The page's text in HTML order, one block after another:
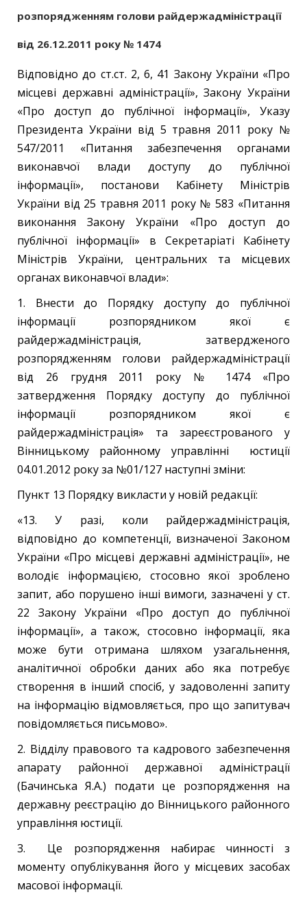
розпорядженням голови райдержадміністрації
від 26.12.2011 року № 1474
Відповідно до ст.ст. 2, 6, 41 Закону України «Про
місцеві державні адміністрації», Закону України
«Про доступ до публічної інформації», Указу
Президента України від 5 травня 2011 року №
547/2011 «Питання забезпечення органами
виконавчої влади доступу до публічної
інформації», постанови Кабінету Міністрів
України від 25 травня 2011 року № 583 «Питання
виконання Закону України «Про доступ до
публічної інформації» в Секретаріаті Кабінету
Міністрів України, центральних та місцевих
органах виконавчої влади»:
1. Внести до Порядку доступу до публічної
інформації розпорядником якої є
райдержадміністрація, затвердженого
розпорядженням голови райдержадміністрації
від 26 грудня 2011 року № 1474 «Про
затвердження Порядку доступу до публічної
інформації розпорядником якої є
райдержадміністрація» та зареєстрованого у
Вінницькому районному управлінні юстиції
04.01.2012 року за №01/127 наступні зміни:
Пункт 13 Порядку викласти у новій редакції:
«13. У разі, коли райдержадміністрація,
відповідно до компетенції, визначеної Законом
України «Про місцеві державні адміністрації», не
володіє інформацією, стосовно якої зроблено
запит, або порушено інші вимоги, зазначені у ст.
22 Закону України «Про доступ до публічної
інформації», а також, стосовно інформації, яка
може бути отримана шляхом узагальнення,
аналітичної обробки даних або яка потребує
створення в інший спосіб, у задоволенні запиту
на інформацію відмовляється, про що запитувач
повідомляється письмово».
2. Відділу правового та кадрового забезпечення
апарату районної державної адміністрації
(Бачинська Я.А.) подати це розпорядження на
державну реєстрацію до Вінницького районного
управління юстиції.
3. Це розпорядження набирає чинності з
моменту опублікування його у місцевих засобах
масової інформації.